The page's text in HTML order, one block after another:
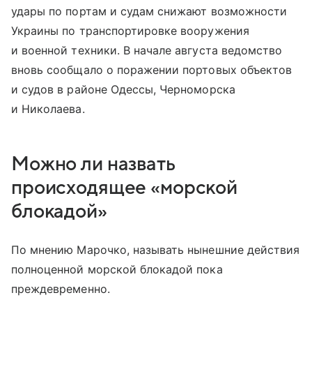
удары по портам и судам снижают возможности
Украины по транспортировке вооружения
и военной техники. В начале августа ведомство
вновь сообщало о поражении портовых объектов
и судов в районе Одессы, Черноморска
и Николаева.
Можно ли назвать
происходящее «морской
блокадой»
По мнению Марочко, называть нынешние действия
полноценной морской блокадой пока
преждевременно.